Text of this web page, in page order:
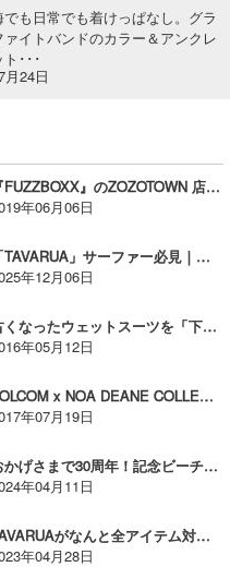
でも日常でも着けっぱなし。グラ
ァイトバンドのカラー＆アンクレ
ト･･･
月24日
『FUZZBOXX』のZOZOTOWN 店がオープン【AD】
年06月06日
「TAVARUA」サーファー必見｜この冬の“最強ビーニー”3型入荷！【AD】
年12月06日
古くなったウェットスーツを「下取り」してくれるサーフショップって！？ 【広告】
年05月12日
VOLCOM x NOA DEANE COLLECTION リリース!!【広告】
年07月19日
おかげさまで30周年！記念ビーチタオルを発売開始！
年04月11日
TAVARUAがなんと全アイテム対象のGW SPECIAL SALE を開催！【AD】
年04月28日